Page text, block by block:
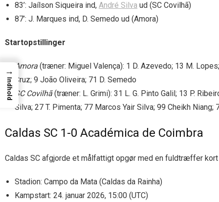
83’: Jaílson Siqueira ind, André Silva ud (SC Covilhã)
87’: J. Marques ind, D. Semedo ud (Amora)
Startopstillinger
Amora (træner: Miguel Valença): 1 D. Azevedo; 13 M.
Cruz; 9 João Oliveira; 71 D. Semedo
SC Covilhã(træner: L. Grimi): 31 L. G. Pinto Galil; 13 P.
Silva; 27 T. Pimenta; 77 Marcos Yair Silva; 99 Cheikh Niang;
Caldas SC 1-0 Académica de Coimbra
Caldas SC afgjorde et målfattigt opgør med en fuldtræffer
Stadion: Campo da Mata (Caldas da Rainha)
Kampstart: 24. januar 2026, 15:00 (UTC)
→
Indhold